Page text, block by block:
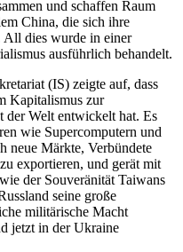
und schaffen Raum
China, die sich ihre
All dies wurde in einer
ausführlich behandelt.
(IS) zeigte auf, dass
Kapitalismus zur
der Welt entwickelt hat. Es
wie Supercomputern und
neue Märkte, Verbündete
exportieren, und gerät mit
der Souveränität Taiwans
seine große
militärische Macht
jetzt in der Ukraine